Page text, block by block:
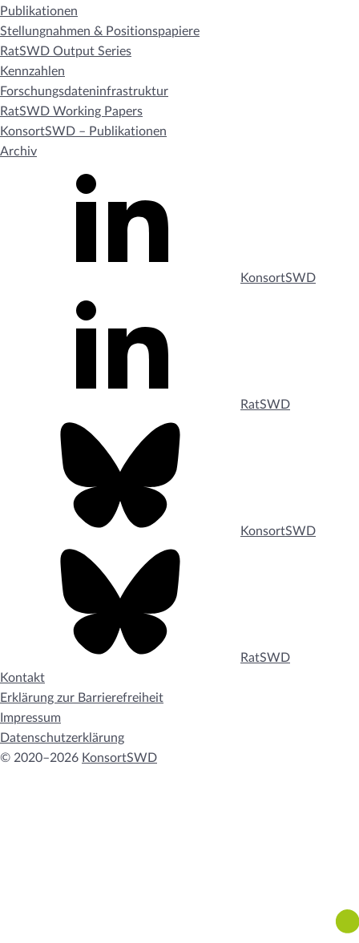
Publikationen
Stellungnahmen & Positionspapiere
RatSWD Output Series
Kennzahlen
Forschungsdateninfrastruktur
RatSWD Working Papers
KonsortSWD – Publikationen
Archiv
KonsortSWD
RatSWD
KonsortSWD
RatSWD
Kontakt
Erklärung zur Barrierefreiheit
Impressum
Datenschutzerklärung
© 2020–2026 KonsortSWD